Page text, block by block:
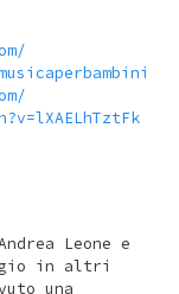
Leone e
in altri
una